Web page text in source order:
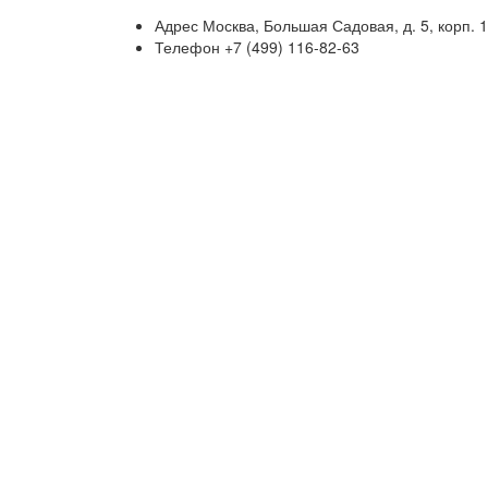
Адрес Москва, Большая Садовая, д. 5, корп.
Телефон +7 (499) 116-82-63